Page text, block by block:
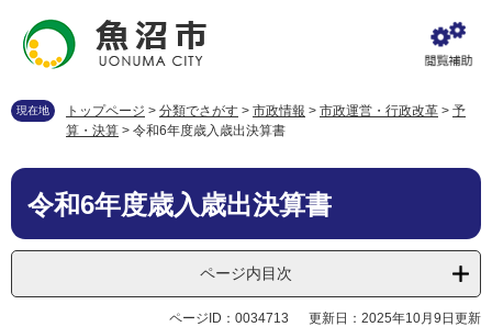
先
す
を
し
現在地 トップページ > 分類でさがす > 市政情報 > 市政運営・行政改革 > 予
算・決算 > 令和6年度歳入歳出決算書
本
令和6年度歳入歳出決算書
ページ内目次
ページID：0034713 更新日：2025年10月9日更新